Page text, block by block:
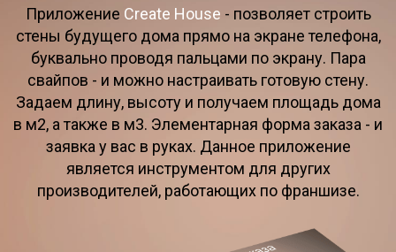
Приложение Create House - позволяет строить
стены будущего дома прямо на экране телефона,
буквально проводя пальцами по экрану. Пара
свайпов - и можно настраивать готовую стену.
Задаем длину, высоту и получаем площадь дома
в м2, а также в м3. Элементарная форма заказа - и
заявка у вас в руках. Данное приложение
является инструментом для других
производителей, работающих по франшизе.